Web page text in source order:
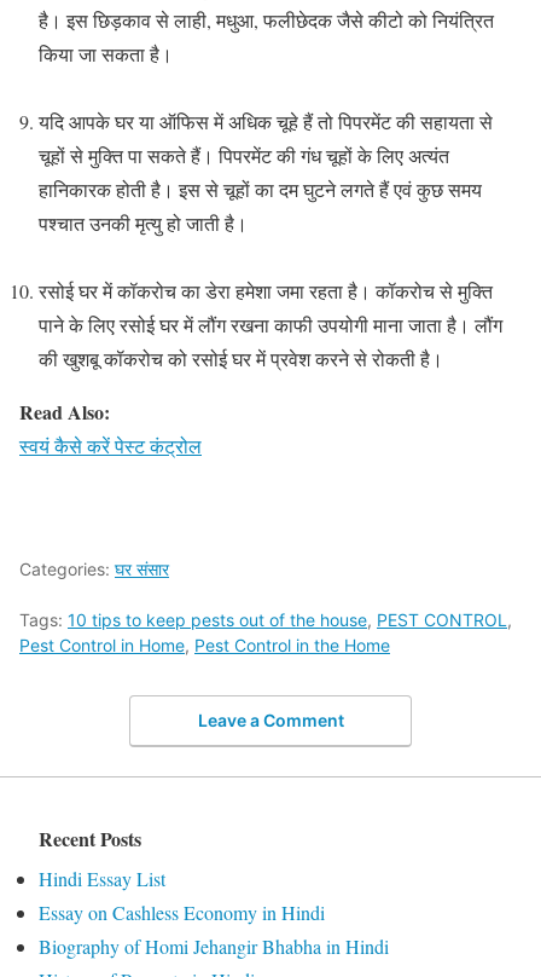
है। इस छिड़काव से लाही, मधुआ, फलीछेदक जैसे कीटो को नियंत्रित
किया जा सकता है।
यदि आपके घर या ऑफिस में अधिक चूहे हैं तो पिपरमेंट की सहायता से
चूहों से मुक्ति पा सकते हैं। पिपरमेंट की गंध चूहों के लिए अत्यंत
हानिकारक होती है। इस से चूहों का दम घुटने लगते हैं एवं कुछ समय
पश्चात उनकी मृत्यु हो जाती है।
रसोई घर में कॉकरोच का डेरा हमेशा जमा रहता है। कॉकरोच से मुक्ति
पाने के लिए रसोई घर में लौंग रखना काफी उपयोगी माना जाता है। लौंग
की खुशबू कॉकरोच को रसोई घर में प्रवेश करने से रोकती है।
Read Also:
स्वयं कैसे करें पेस्ट कंट्रोल
Categories: घर संसार
Tags: 10 tips to keep pests out of the house, PEST CONTROL ,
Pest Control in Home, Pest Control in the Home
Leave a Comment
Recent Posts
Hindi Essay List
Essay on Cashless Economy in Hindi
Biography of Homi Jehangir Bhabha in Hindi